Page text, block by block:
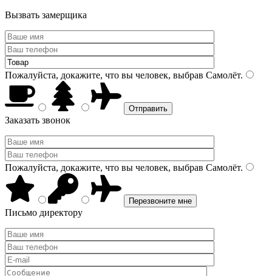
Вызвать замерщика
Пожалуйста, докажите, что вы человек, выбрав Самолёт.
Заказать звонок
Пожалуйста, докажите, что вы человек, выбрав Самолёт.
Письмо директору